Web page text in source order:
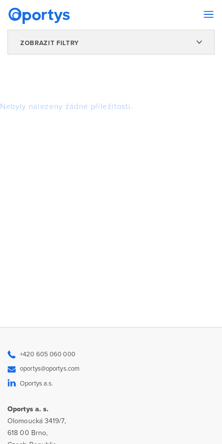
ZOBRAZIT FILTRY
Nebyly nalezeny žádné příležitosti.
+420 605 060 000
oportys@oportys.com
Oportys a.s.
Oportys a. s.
Olomoucká 3419/7,
618 00 Brno,